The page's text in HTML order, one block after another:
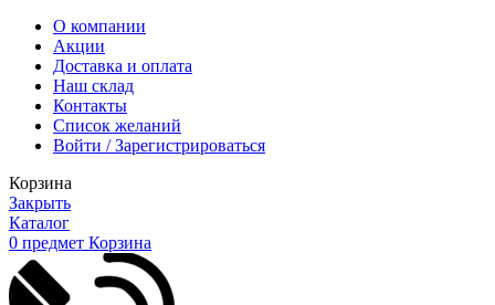
О компании
Акции
Доставка и оплата
Наш склад
Контакты
Список желаний
Войти / Зарегистрироваться
Корзина
Закрыть
Каталог
0 предмет Корзина